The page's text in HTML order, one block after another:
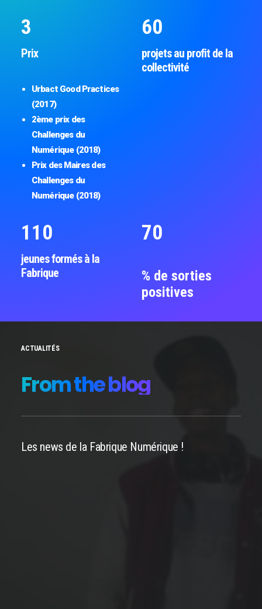
3
Prix
Urbact Good Practices
(2017)
2ème prix des
Challenges du
Numérique (2018)
Prix des Maires des
Challenges du
Numérique (2018)
60
projets au profit de la
collectivité
110
jeunes formés à la
Fabrique
70
% de sorties
positives
ACTUALITÉS
From the blog
Les news de la Fabrique Numérique !